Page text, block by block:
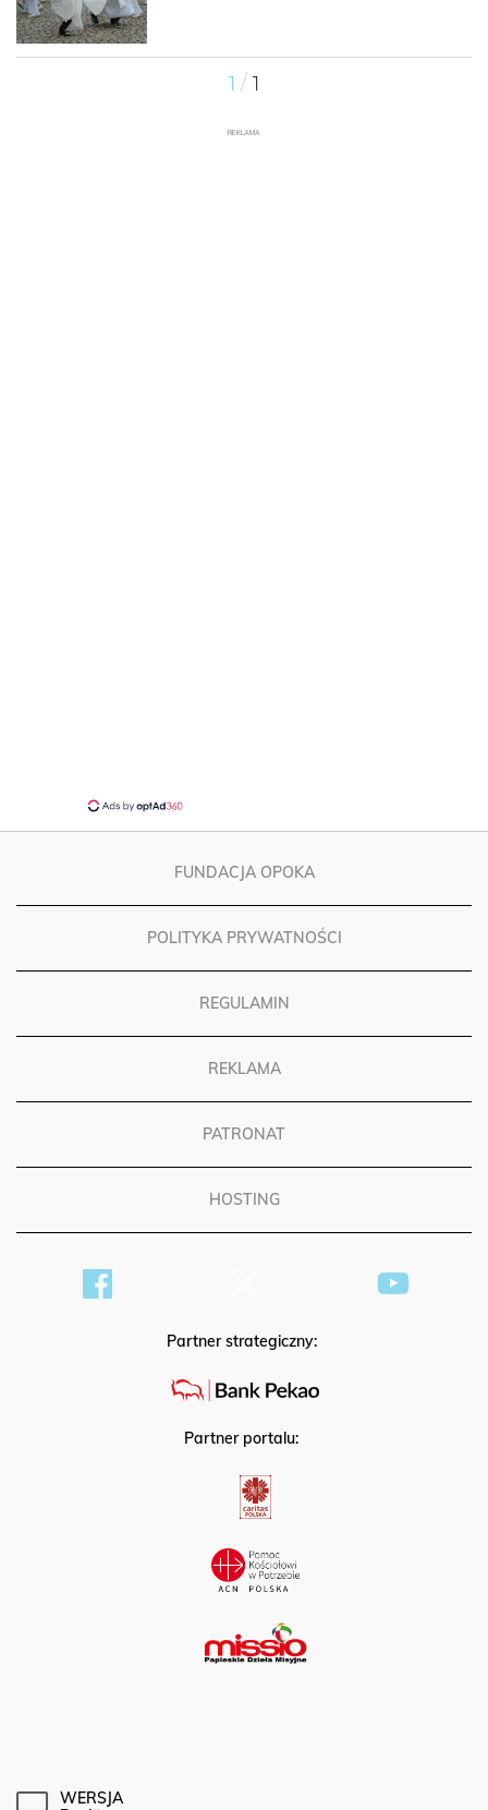
1 / 1
REKLAMA
FUNDACJA OPOKA
POLITYKA PRYWATNOŚCI
REGULAMIN
REKLAMA
PATRONAT
HOSTING
Partner strategiczny:
Partner portalu:
WERSJA